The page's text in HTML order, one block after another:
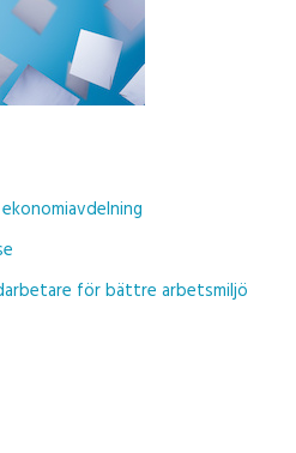
för bättre arbetsmiljö